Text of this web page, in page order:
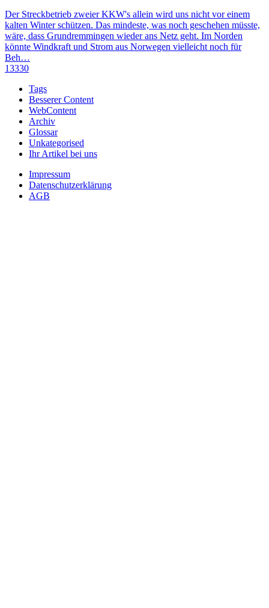
Der Streckbetrieb zweier KKW's allein wird uns nicht vor einem
kalten Winter schützen. Das mindeste, was noch geschehen müsste,
wäre, dass Grundremmingen wieder ans Netz geht. Im Norden
könnte Windkraft und Strom aus Norwegen vielleicht noch für
Beh…
13330
Tags
Besserer Content
WebContent
Archiv
Glossar
Unkategorised
Ihr Artikel bei uns
Impressum
Datenschutzerklärung
AGB